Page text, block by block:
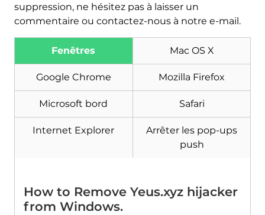
suppression, ne hésitez pas à laisser un
commentaire ou contactez-nous à notre e-mail.
Fenêtres Mac OS X
Google Chrome Mozilla Firefox
Microsoft bord Safari
Internet Explorer
Arrêter les pop-ups
push
How to Remove Yeus.xyz hijacker
from Windows.
Télécharger